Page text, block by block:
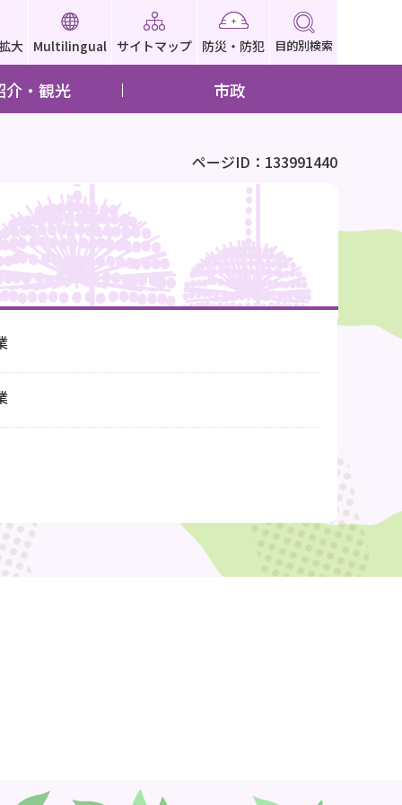
大 Multilingual サイトマップ 防災・防犯 目的別検索
介・観光 市政
ページID：133991440